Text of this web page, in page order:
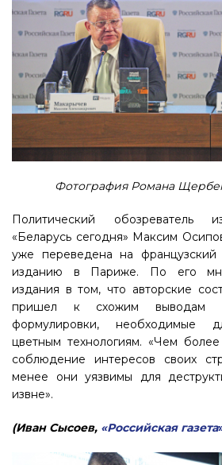
Фотография Романа
Политический обозреватель
«Беларусь сегодня» Максим
уже переведена на французский
изданию в Париже. По его
издания в том, что авторские
пришел к схожим выводам
формулировки, необходимые
цветным технологиям. «Чем
соблюдение интересов своих
менее они уязвимы для
извне».
(Иван Сысоев, «Российская газета